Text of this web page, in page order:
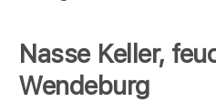
Nasse Keller,
Wendeburg